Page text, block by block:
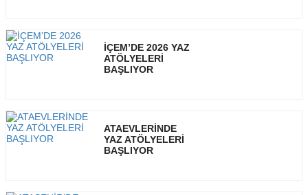
İÇEM’DE 2026 YAZ
ATÖLYELERİ
BAŞLIYOR
ATAEVLERİNDE
YAZ ATÖLYELERİ
BAŞLIYOR